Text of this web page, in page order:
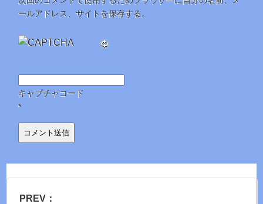
ールアドレス、サイトを保存する。
キャプチャコード
*
PREV：